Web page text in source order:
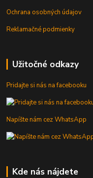
Ochrana osobných údajov
Reklamačné podmienky
Užitočné odkazy
Pridajte si nás na facebooku
Napíšte nám cez WhatsApp
Kde nás nájdete